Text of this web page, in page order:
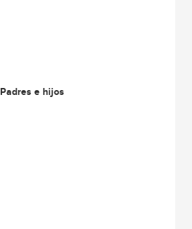
Padres e hijos